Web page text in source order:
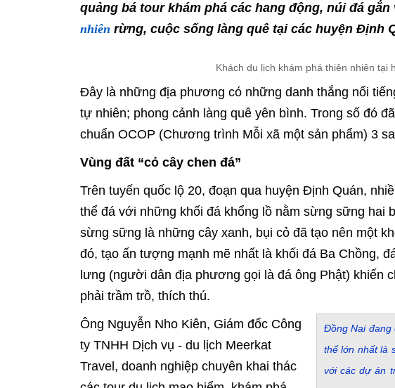
quảng bá tour khám phá các hang động, núi đá gắn
nhiên rừng, cuộc sống làng quê tại các huyện Định
Khách du lịch khám phá thiên nhiên tại
Đây là những địa phương có những danh thắng nổi
tự nhiên; phong cảnh làng quê yên bình. Trong số đó
chuẩn OCOP (Chương trình Mỗi xã một sản phẩm) 3
Vùng đất “cỏ cây chen đá”
Trên tuyến quốc lộ 20, đoạn qua huyện Định Quán,
thể đá với những khối đá khổng lồ nằm sừng sững hai
sừng sững là những cây xanh, bụi cỏ đã tạo nên một
đó, tạo ấn tượng mạnh mẽ nhất là khối đá Ba Chồng,
lưng (người dân địa phương gọi là đá ông Phật) khiến
phải trầm trồ, thích thú.
Đồng Nai đang
thế lớn nhất là
với các dự án
Ông Nguyễn Nho Kiên, Giám đốc Công
ty TNHH Dịch vụ - du lịch Meerkat
Travel, doanh nghiệp chuyên khai thác